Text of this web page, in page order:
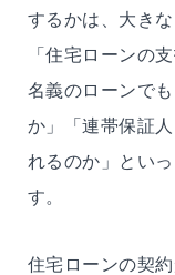
するかは、大き
「住宅ローンの
名義のローンで
か」「連帯保証
れるのか」とい
す。
住宅ローンの契